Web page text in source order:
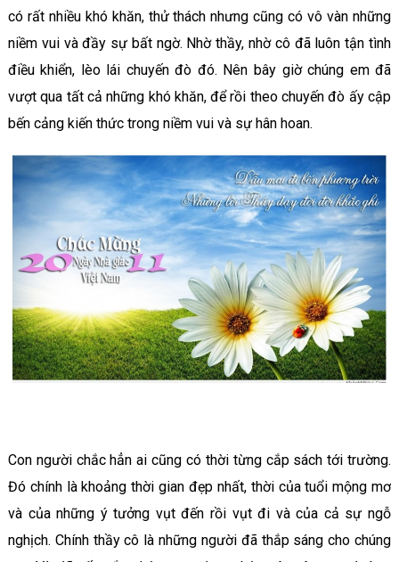
có rất nhiều khó khăn, thử thách nhưng cũng có vô vàn những
niềm vui và đầy sự bất ngờ. Nhờ thầy, nhờ cô đã luôn tận tình
điều khiển, lèo lái chuyến đò đó. Nên bây giờ chúng em đã
vượt qua tất cả những khó khăn, để rồi theo chuyến đò ấy cập
bến cảng kiến thức trong niềm vui và sự hân hoan.
Con người chắc hẳn ai cũng có thời từng cắp sách tới trường.
Đó chính là khoảng thời gian đẹp nhất, thời của tuổi mộng mơ
và của những ý tưởng vụt đến rồi vụt đi và của cả sự ngỗ
nghịch. Chính thầy cô là những người đã thắp sáng cho chúng